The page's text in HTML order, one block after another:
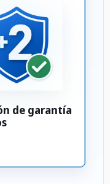
de garantía